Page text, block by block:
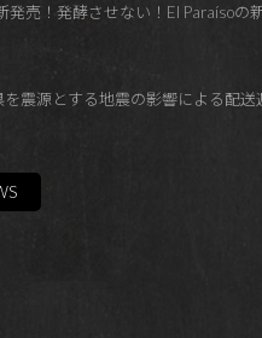
売！発酵させない！El Paraísoの
震源とする地震の影響による配送